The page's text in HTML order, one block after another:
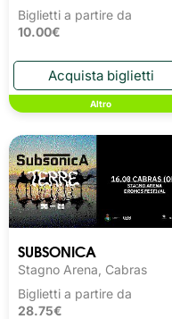
Biglietti a partire da
10.00€
Altro
SUBSONICA
Stagno Arena, Cabras
Biglietti a partire da
28.75€